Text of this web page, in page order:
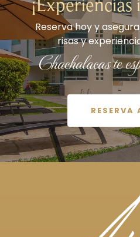
Reserva hoy y
risas y
Chachalacas te
RESERVA